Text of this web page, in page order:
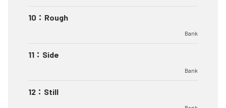
10 ： Rough
Bank
11 ： Side
Bank
12 ： Still